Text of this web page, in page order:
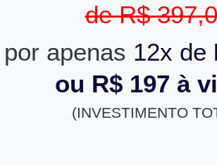
de R$
por apenas 12x de
ou R$ 197 à
(INVESTIMENTO